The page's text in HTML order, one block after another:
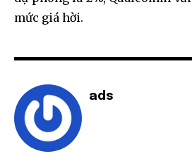
mức giá hời.
ads